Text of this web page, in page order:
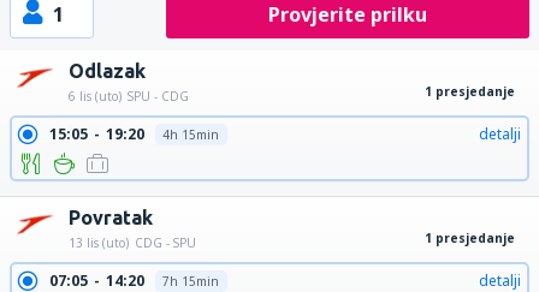
1 Provjerite prilku
Odlazak
6 lis (uto) SPU - CDG 1 presjedanje
15:05 19:20 4h 15min detalji
Povratak
13 lis (uto) CDG - SPU 1 presjedanje
07:05 14:20 7h 15min detalji